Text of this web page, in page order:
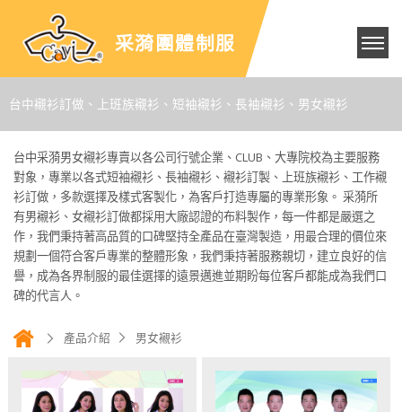
采漪團體制服
台中襯衫訂做、上班族襯衫、短袖襯衫、長袖襯衫、男女襯衫
台中采漪男女襯衫專賣以各公司行號企業、CLUB、大專院校為主要服務
對象，專業以各式短袖襯衫、長袖襯衫、襯衫訂製、上班族襯衫、工作襯
衫訂做，多款選擇及樣式客製化，為客戶打造專屬的專業形象。 采漪所
有男襯衫、女襯衫訂做都採用大廠認證的布料製作，每一件都是嚴選之
作，我們秉持著高品質的口碑堅持全產品在臺灣製造，用最合理的價位來
規劃一個符合客戶專業的整體形象，我們秉持著服務親切，建立良好的信
譽，成為各界制服的最佳選擇的遠景邁進並期盼每位客戶都能成為我們口
碑的代言人。
產品介紹 男女襯衫